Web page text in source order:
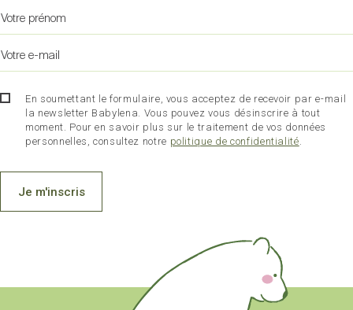
En soumettant le formulaire, vous acceptez de recevoir par e-mail
la newsletter Babylena. Vous pouvez vous désinscrire à tout
moment. Pour en savoir plus sur le traitement de vos données
personnelles, consultez notre politique de confidentialité
Je m'inscris